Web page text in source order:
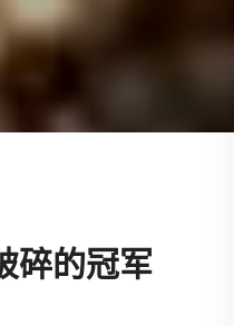
碎的冠军